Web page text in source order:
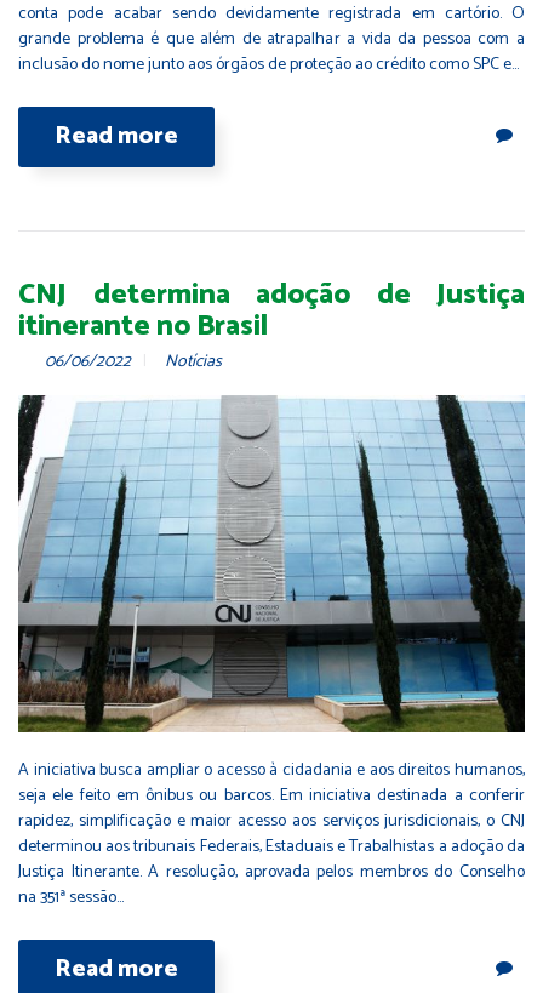
conta pode acabar sendo devidamente registrada em cartório. O
grande problema é que além de atrapalhar a vida da pessoa com a
inclusão do nome junto aos órgãos de proteção ao crédito como SPC e…
Read more
CNJ determina adoção de Justiça
itinerante no Brasil
06/06/2022 Notícias
A iniciativa busca ampliar o acesso à cidadania e aos direitos humanos,
seja ele feito em ônibus ou barcos. Em iniciativa destinada a conferir
rapidez, simplificação e maior acesso aos serviços jurisdicionais, o CNJ
determinou aos tribunais Federais, Estaduais e Trabalhistas a adoção da
Justiça Itinerante. A resolução, aprovada pelos membros do Conselho
na 351ª sessão…
Read more